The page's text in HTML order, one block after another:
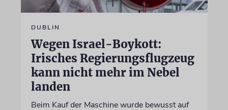
DUBLIN
Wegen Israel-Boykott:
Irisches Regierungsflugzeug
kann nicht mehr im Nebel
landen
Beim Kauf der Maschine wurde bewusst auf